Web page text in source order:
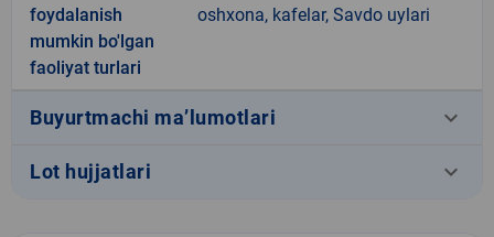
foydalanish
mumkin bo'lgan
faoliyat turlari
oshxona, kafelar, Savdo uylari
Buyurtmachi ma’lumotlari keyboard_arrow_down
Lot hujjatlari keyboard_arrow_down